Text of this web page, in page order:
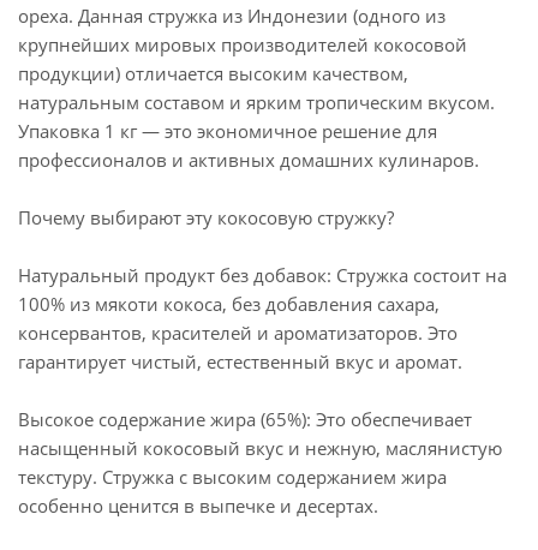
ореха. Данная стружка из Индонезии (одного из
крупнейших мировых производителей кокосовой
продукции) отличается высоким качеством,
натуральным составом и ярким тропическим вкусом.
Упаковка 1 кг — это экономичное решение для
профессионалов и активных домашних кулинаров.
Почему выбирают эту кокосовую стружку?
Натуральный продукт без добавок: Стружка состоит на
100% из мякоти кокоса, без добавления сахара,
консервантов, красителей и ароматизаторов. Это
гарантирует чистый, естественный вкус и аромат.
Высокое содержание жира (65%): Это обеспечивает
насыщенный кокосовый вкус и нежную, маслянистую
текстуру. Стружка с высоким содержанием жира
особенно ценится в выпечке и десертах.